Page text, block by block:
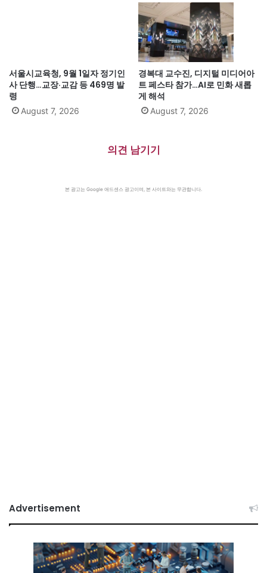
서울시교육청, 9월 1일자 정기인
사 단행…교장·교감 등 469명 발
령
August 7, 2026
경복대 교수진, 디지털 미디어아
트 페스타 참가…AI로 민화 새롭
게 해석
August 7, 2026
의견 남기기
본 광고는 Google 애드센스 광고이며, 본 사이트와는 무관합니다.
Advertisement